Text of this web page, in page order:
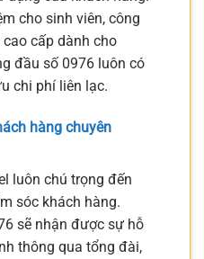
cho sinh viên, công
cấp dành cho
đầu số 0976 luôn có
chi phí liên lạc.
hàng chuyên
luôn chú trọng đến
sóc khách hàng.
sẽ nhận được sự hỗ
thông qua tổng đài,